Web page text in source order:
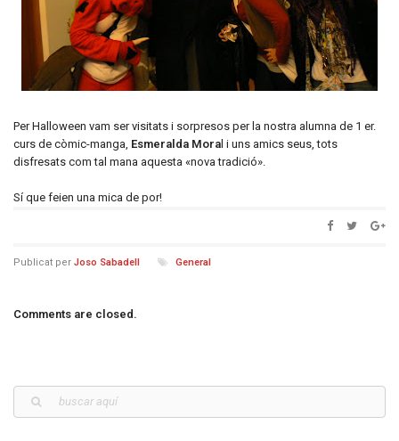
Per Halloween vam ser visitats i sorpresos per la nostra alumna de 1 er.
curs de còmic-manga, Esmeralda Mora l i uns amics seus, tots
disfresats com tal mana aquesta «nova tradició».
Sí que feien una mica de por!
Publicat per Joso Sabadell General
Comments are closed.